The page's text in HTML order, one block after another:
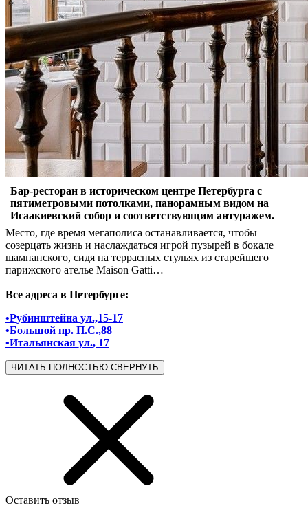
Бар-ресторан в историческом центре Петербурга с
пятиметровыми потолками, панорамным видом на
Исаакиевский собор и соответствующим антуражем.
Место, где время мегаполиса останавливается, чтобы
созерцать жизнь и наслаждаться игрой пузырей в бокале
шампанского, сидя на террасных стульях из старейшего
парижского ателье Maison Gatti…
Все адреса в Петербурге:
•Рубинштейна ул.,15-17
•Большой пр. П.C.,88
•Итальянская ул., 17
ЧИТАТЬ ПОЛНОСТЬЮ СВЕРНУТЬ
Оставить отзыв